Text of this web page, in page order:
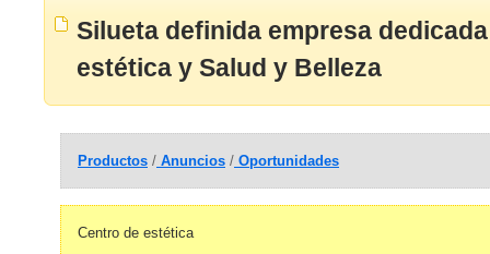
Silueta definida empresa
estética y Salud y Belleza
Productos / Anuncios / Oportunidades
Centro de estética